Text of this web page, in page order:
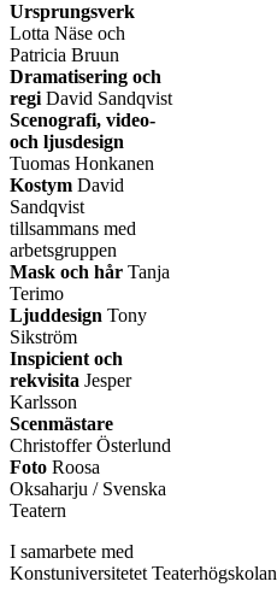
Ursprungsverk
Lotta Näse och
Patricia Bruun
Dramatisering och
regi David Sandqvist
Scenografi, video-
och ljusdesign
Tuomas Honkanen
Kostym David
Sandqvist
tillsammans med
arbetsgruppen
Mask och hår Tanja
Terimo
Ljuddesign Tony
Sikström
Inspicient och
rekvisita Jesper
Karlsson
Scenmästare
Christoffer Österlund
Foto Roosa
Oksaharju / Svenska
Teatern
I samarbete med
Konstuniversitetet Teaterhögskolan